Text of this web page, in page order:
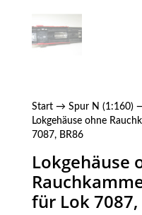
Start→ Spur N (1:160)
Lokgehäuse ohne
7087, BR86
Lokgehäuse
für Lok 7087,